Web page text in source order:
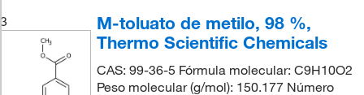
3
M-toluato de metilo, 98 %,
Thermo Scientific Chemicals
CAS: 99-36-5 Fórmula molecular: C9H10O2
Peso molecular (g/mol): 150.177 Número